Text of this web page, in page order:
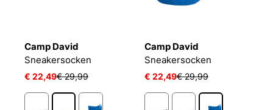
Camp David
Sneakersocken
€ 22,49€ 29,99
Camp David
Sneakersocken
€ 22,49€ 29,99